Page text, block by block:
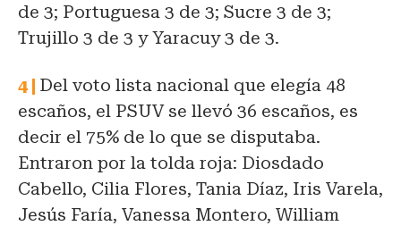
de 3; Portuguesa 3 de 3; Sucre 3 de 3;
Trujillo 3 de 3 y Yaracuy 3 de 3.
Del voto lista nacional que elegía 48
escaños, el PSUV se llevó 36 escaños, es
decir el 75% de lo que se disputaba.
Entraron por la tolda roja: Diosdado
Cabello, Cilia Flores, Tania Díaz, Iris Varela,
Jesús Faría, Vanessa Montero, William